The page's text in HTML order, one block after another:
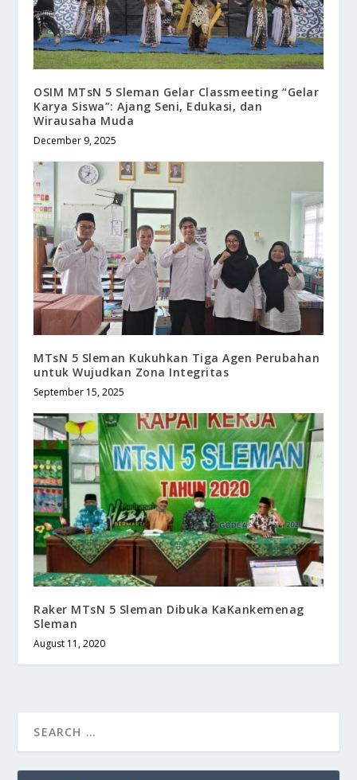
OSIM MTsN 5 Sleman Gelar Classmeeting “Gelar
Karya Siswa”: Ajang Seni, Edukasi, dan
Wirausaha Muda
December 9, 2025
MTsN 5 Sleman Kukuhkan Tiga Agen Perubahan
untuk Wujudkan Zona Integritas
September 15, 2025
Raker MTsN 5 Sleman Dibuka KaKankemenag
Sleman
August 11, 2020